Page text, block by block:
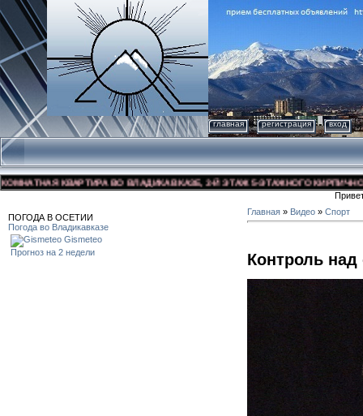
главная регистрация вход
КВАРТИРА ВО ВЛАДИКАВКАЗЕ, 3-Й ЭТАЖ 5-ЭТАЖНОГО
ПОГОДА В ОСЕТИИ
Погода во Владикавказе
Gismeteo
Прогноз на 2 недели
Главная » Видео » Спорт
Контроль над